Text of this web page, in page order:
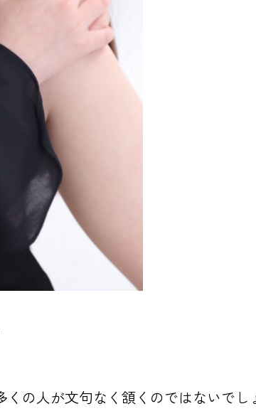
の人が文句なく頷くのではないでし